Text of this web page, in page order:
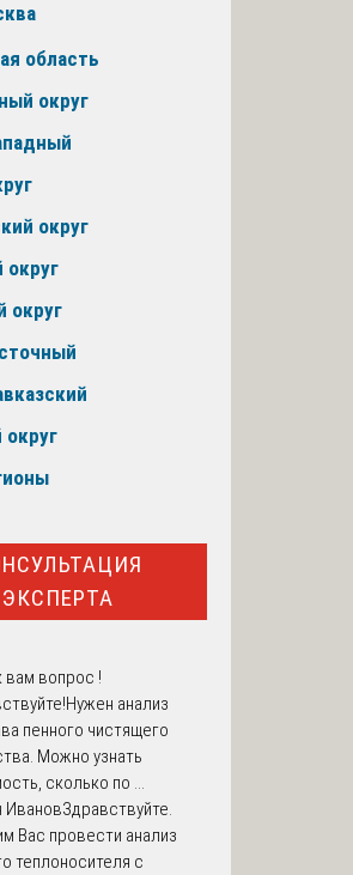
область
округ
округ
округ
округ
ЭКСПЕРТА
вам вопрос !
анализ
пенного чистящего
Можно узнать
сколько по ...
ИвановЗдравствуйте.
Вас провести анализ
теплоносителя с